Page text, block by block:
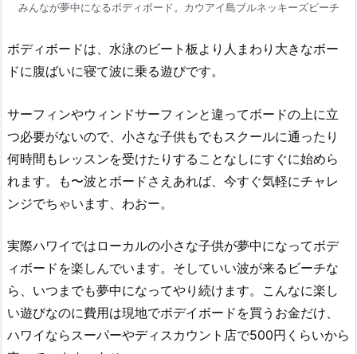
みんなが夢中になるボディボード。カウアイ島ブルネッキーズビーチ
ボディボードは、水泳のビート板より人まわり大きなボー
ドに腹ばいに寝て波に乗る遊びです。
サーフィンやウィンドサーフィンと違ってボードの上に立
つ必要がないので、小さな子供もでもスクールに通ったり
何時間もレッスンを受けたりすることなしにすぐに始めら
れます。も〜波とボードさえあれば、今すぐ気軽にチャレ
ンジでちゃいます、わおー。
実際ハワイではローカルの小さな子供が夢中になってボデ
ィボードを楽しんでいます。そしていい波が来るビーチな
ら、いつまでも夢中になってやり続けます。こんなに楽し
い遊びなのに費用は現地でボデイボードを買うお金だけ、
ハワイならスーパーやディスカウント店で500円くらいから